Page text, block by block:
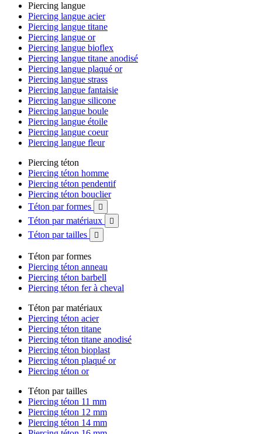
Piercing langue
Piercing langue acier
Piercing langue titane
Piercing langue or
Piercing langue bioflex
Piercing langue titane anodisé
Piercing langue plaqué or
Piercing langue strass
Piercing langue fantaisie
Piercing langue silicone
Piercing langue boule
Piercing langue étoile
Piercing langue coeur
Piercing langue fleur
Piercing téton
Piercing téton homme
Piercing téton pendentif
Piercing téton bouclier
Téton par formes

Téton par matériaux 
Téton par tailles 
Téton par formes
Piercing téton anneau
Piercing téton barbell
Piercing téton fer à cheval
Téton par matériaux
Piercing téton acier
Piercing téton titane
Piercing téton titane anodisé
Piercing téton bioplast
Piercing téton plaqué or
Piercing téton or
Téton par tailles
Piercing téton 11 mm
Piercing téton 12 mm
Piercing téton 14 mm